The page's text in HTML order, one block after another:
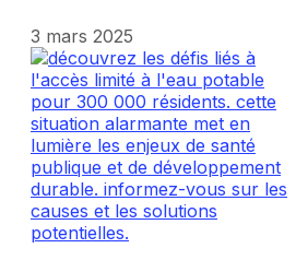
3 mars 2025